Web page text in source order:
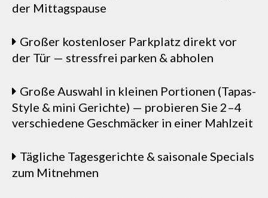
der Mittagspause
Großer kostenloser Parkplatz direkt vor
der Tür — stressfrei parken & abholen
Große Auswahl in kleinen Portionen (Tapas-
Style & mini Gerichte) — probieren Sie 2–4
verschiedene Geschmäcker in einer Mahlzeit
Tägliche Tagesgerichte & saisonale Specials
zum Mitnehmen